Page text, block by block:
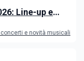
Line-up e
e novità musicali